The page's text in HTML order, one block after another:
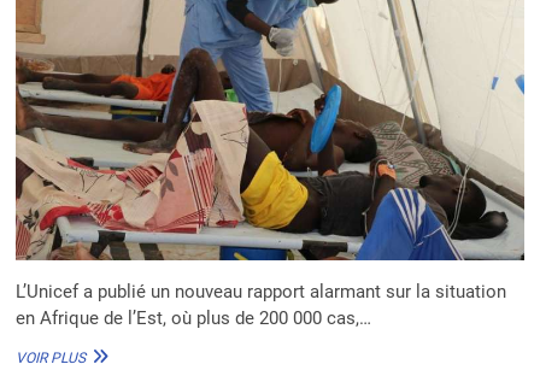
L’Unicef a publié un nouveau rapport alarmant sur la situation
en Afrique de l’Est, où plus de 200 000 cas,…
VOIR PLUSCHOLÉRA